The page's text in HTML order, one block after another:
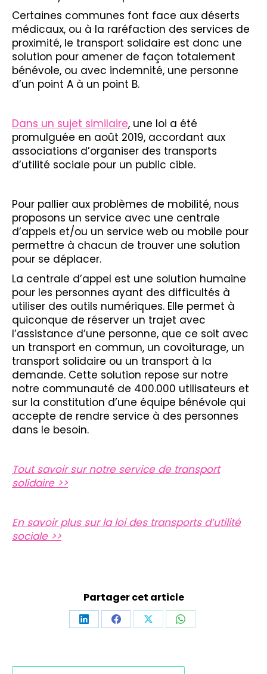
Certaines communes font face aux déserts
médicaux, ou à la raréfaction des services de
proximité, le transport solidaire est donc une
solution pour amener de façon totalement
bénévole, ou avec indemnité, une personne
d’un point A à un point B.
Dans un sujet similaire, une loi a été
promulguée en août 2019, accordant aux
associations d’organiser des transports
d’utilité sociale pour un public cible.
Pour pallier aux problèmes de mobilité, nous
proposons un service avec une centrale
d’appels et/ou un service web ou mobile pour
permettre à chacun de trouver une solution
pour se déplacer.
La centrale d’appel est une solution humaine
pour les personnes ayant des difficultés à
utiliser des outils numériques. Elle permet à
quiconque de réserver un trajet avec
l’assistance d’une personne, que ce soit avec
un transport en commun, un covoiturage, un
transport solidaire ou un transport à la
demande. Cette solution repose sur notre
notre communauté de 400.000 utilisateurs et
sur la constitution d’une équipe bénévole qui
accepte de rendre service à des personnes
dans le besoin.
Tout savoir sur notre service de transport
solidaire >>
En savoir plus sur la loi des transports d’utilité
sociale >>
Partager cet article
PartagerPartagerPartagerPartager